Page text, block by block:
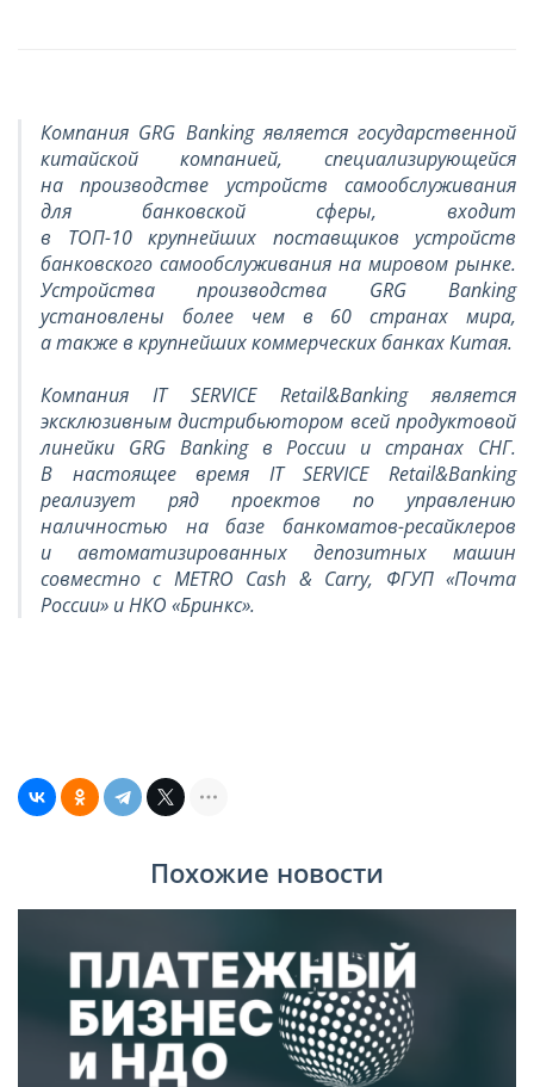
Компания GRG Banking является государственной
китайской компанией, специализирующейся
на производстве устройств самообслуживания
для банковской сферы, входит
в ТОП-10 крупнейших поставщиков устройств
банковского самообслуживания на мировом рынке.
Устройства производства GRG Banking
установлены более чем в 60 странах мира,
а также в крупнейших коммерческих банках Китая.
Компания IT SERVICE Retail&Banking является
эксклюзивным дистрибьютором всей продуктовой
линейки GRG Banking в России и странах СНГ.
В настоящее время IT SERVICE Retail&Banking
реализует ряд проектов по управлению
наличностью на базе банкоматов-ресайклеров
и автоматизированных депозитных машин
совместно с METRO Cash & Carry, ФГУП «Почта
России» и НКО «Бринкс».
Похожие новости